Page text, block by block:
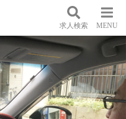
求人検索 MENU